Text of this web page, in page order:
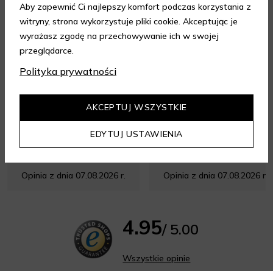
Bardzo szybka realizacja
zamówienia. Perfumy
Opinia z dnia 07.08.2026 r. Opinia z dnia 07.08.2026 r.
4.95/ 5.00
Wszystkie opinie
Aby zapewnić Ci najlepszy komfort podczas korzystania z
witryny, strona wykorzystuje pliki cookie. Akceptując je
wyrażasz zgodę na przechowywanie ich w swojej
przeglądarce.
Polityka prywatności
EDYTUJ USTAWIENIA
AKCEPTUJ WSZYSTKIE